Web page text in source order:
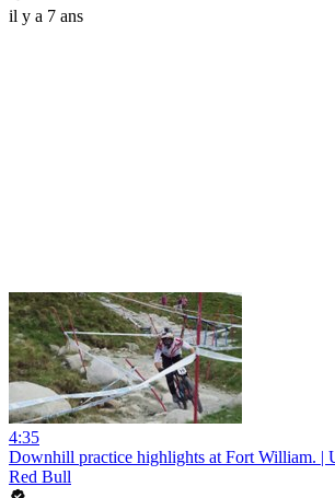
il y a 7 ans
4:35
Downhill practice highlights at Fort William. |
Red Bull